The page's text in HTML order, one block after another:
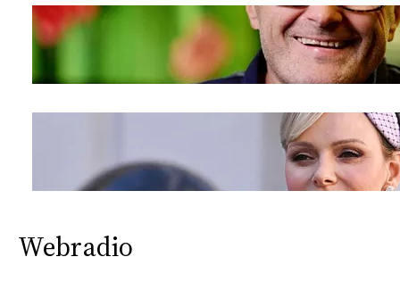
Webradio